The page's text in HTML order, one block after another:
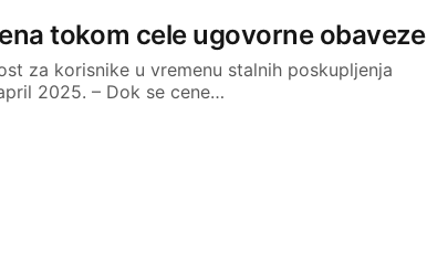
tokom cele ugovorne obaveze
za korisnike u vremenu stalnih poskupljenja
2025. – Dok se cene…